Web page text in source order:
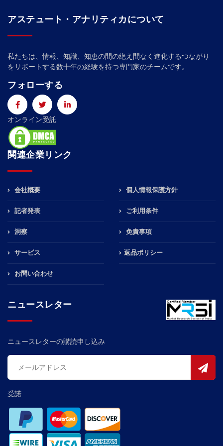
アステュート・アナリティカについて
私たちは、情報、知識、知恵の間の絶え間なく進化するつながり
をサポートする数十年の経験を持つ専門家のチームです。
フォローする
オンライン受託
関連企業リンク
会社概要
記者発表
洞察
サービス
お問い合わせ
個人情報保護方針
ご利用条件
免責事項
返品ポリシー
ニュースレター
ニュースレターの購読申し込み
受諾